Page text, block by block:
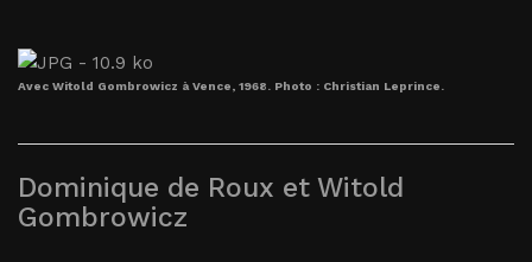
Avec Witold Gombrowicz à Vence, 1968. Photo : Christian Leprince.
Dominique de Roux et Witold
Gombrowicz